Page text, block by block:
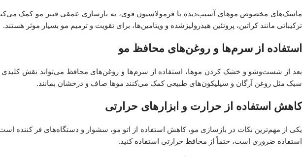
ماسک‌های مخصوص موهای آسیب‌دیده با فرمولاسیون قوی، به بازسازی عمقی فیبر مو کمک
ترکیباتی مانند کراتین، پروتئین هیدرولیزشده و ویتامین‌ها، برای تقویت و ترمیم مو بسیار موثر هستند.
استفاده از سرم‌ها و روغن‌های محافظ مو
بعد از شست‌وشو و خشک کردن موها، استفاده از سرم‌ها و روغن‌های محافظ می‌تواند نقش کلیدی
سبک مثل روغن آرگان و سیلیکون‌های طبیعی کمک می‌کنند موها صاف و درخشان بمانند.
کاهش استفاده از حرارت و ابزارهای حرارتی
یکی از مهم‌ترین نکات در بازسازی مو، کاهش استفاده از اتو مو، سشوار و دستگاه‌های فر کننده
استفاده ضروری است، حتماً از محافظ حرارتی استفاده کنید.